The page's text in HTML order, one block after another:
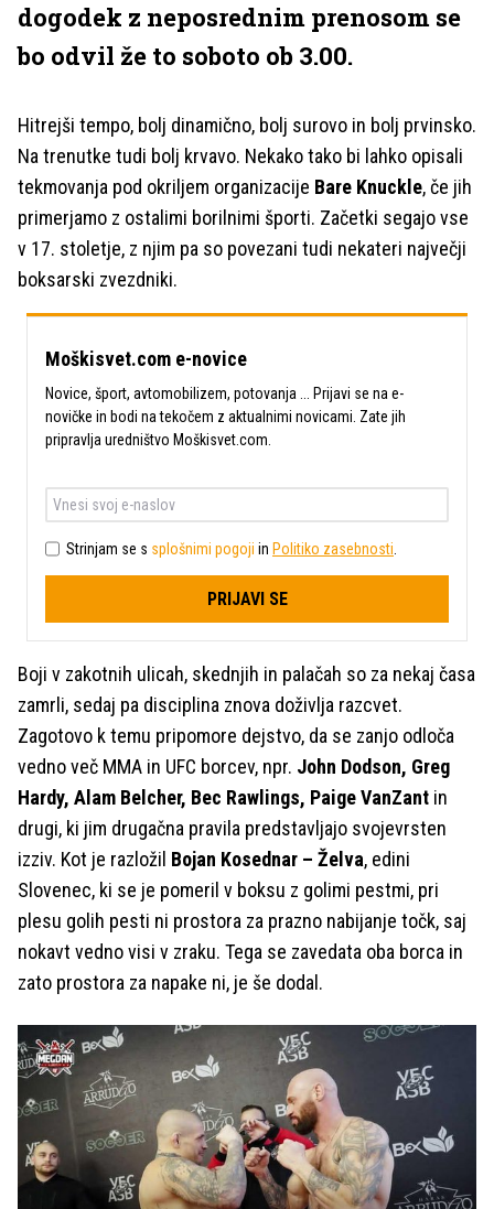
dogodek z neposrednim prenosom se
bo odvil že to soboto ob 3.00.
Hitrejši tempo, bolj dinamično, bolj surovo in bolj prvinsko.
Na trenutke tudi bolj krvavo. Nekako tako bi lahko opisali
tekmovanja pod okriljem organizacije Bare Knuckle, če jih
primerjamo z ostalimi borilnimi športi. Začetki segajo vse
v 17. stoletje, z njim pa so povezani tudi nekateri največji
boksarski zvezdniki.
Moškisvet.com e-novice
Novice, šport, avtomobilizem, potovanja ... Prijavi se na e-
novičke in bodi na tekočem z aktualnimi novicami. Zate jih
pripravlja uredništvo Moškisvet.com.
Strinjam se s splošnimi pogoji in Politiko zasebnosti
PRIJAVI SE
Boji v zakotnih ulicah, skednjih in palačah so za nekaj časa
zamrli, sedaj pa disciplina znova doživlja razcvet.
Zagotovo k temu pripomore dejstvo, da se zanjo odloča
vedno več MMA in UFC borcev, npr. John Dodson, Greg
Hardy, Alam Belcher, Bec Rawlings, Paige VanZant in
drugi, ki jim drugačna pravila predstavljajo svojevrsten
izziv. Kot je razložil Bojan Kosednar – Želva, edini
Slovenec, ki se je pomeril v boksu z golimi pestmi, pri
plesu golih pesti ni prostora za prazno nabijanje točk, saj
nokavt vedno visi v zraku. Tega se zavedata oba borca in
zato prostora za napake ni, je še dodal.